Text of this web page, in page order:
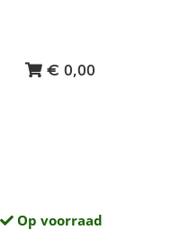
€ 0,00
Op voorraad